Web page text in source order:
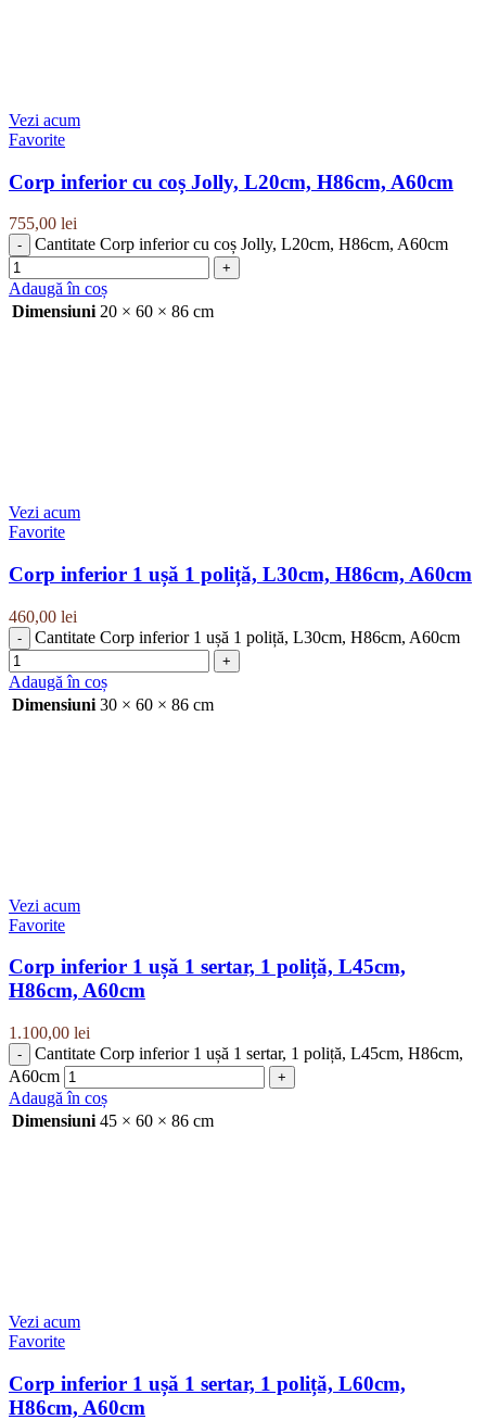
Vezi acum
Favorite
Corp inferior cu coș Jolly, L20cm, H86cm, A60cm
755,00 lei
Cantitate Corp inferior cu coș Jolly, L20cm, H86cm, A60cm
Adaugă în coș
Dimensiuni 20 × 60 × 86 cm
Vezi acum
Favorite
Corp inferior 1 ușă 1 poliță, L30cm, H86cm, A60cm
460,00 lei
Cantitate Corp inferior 1 ușă 1 poliță, L30cm, H86cm, A60cm
Adaugă în coș
Dimensiuni 30 × 60 × 86 cm
Vezi acum
Favorite
Corp inferior 1 ușă 1 sertar, 1 poliță, L45cm,
H86cm, A60cm
1.100,00 lei
Cantitate Corp inferior 1 ușă 1 sertar, 1 poliță, L45cm, H86cm,
A60cm
Adaugă în coș
Dimensiuni 45 × 60 × 86 cm
Vezi acum
Favorite
Corp inferior 1 ușă 1 sertar, 1 poliță, L60cm,
H86cm, A60cm